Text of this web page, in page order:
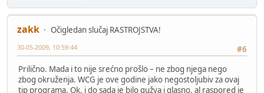
zakk
Očigledan slučaj RASTROJSTVA!
#6
30-05-2009, 10:59:44
Prilično. Mada i to nije srećno prošlo – ne zbog njega nego
zbog okruženja. WCG je ove godine jako negostoljubiv za ovaj
tip programa. Ok, i do sada je bilo gužva i glasno, al raspored je